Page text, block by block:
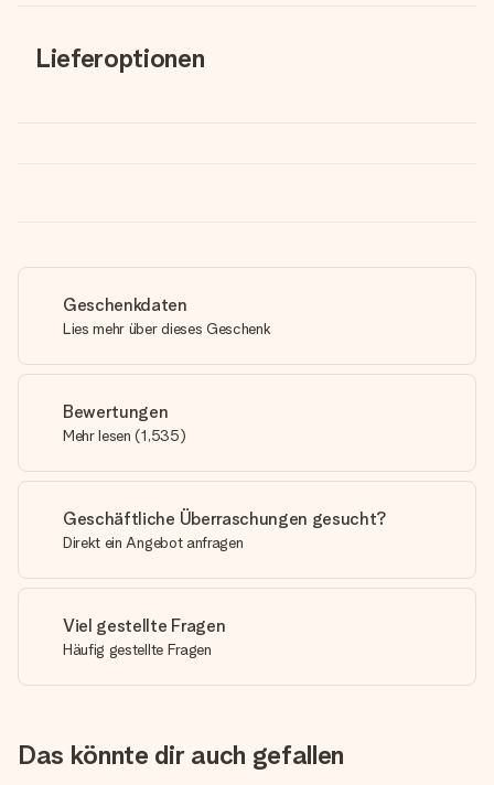
Lieferoptionen
Geschenkdaten
Lies mehr über dieses Geschenk
Bewertungen
Mehr lesen (1,535)
Geschäftliche Überraschungen gesucht?
Direkt ein Angebot anfragen
Viel gestellte Fragen
Häufig gestellte Fragen
Das könnte dir auch gefallen